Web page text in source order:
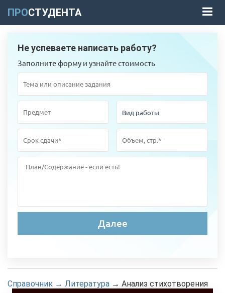
ПРОСТУДЕНТА
Не успеваете написать работу?
Заполните форму и узнайте стоимость
Справочник → Литература → Анализ стихотворения